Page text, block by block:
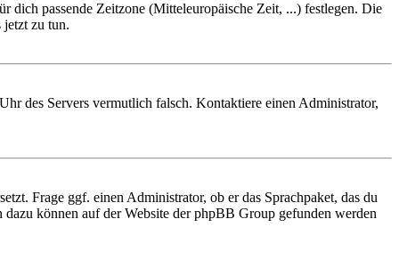
dich passende Zeitzone (Mitteleuropäische Zeit, ...) festlegen. Die
jetzt zu tun.
des Servers vermutlich falsch. Kontaktiere einen Administrator,
Frage ggf. einen Administrator, ob er das Sprachpaket, das du
können auf der Website der phpBB Group gefunden werden